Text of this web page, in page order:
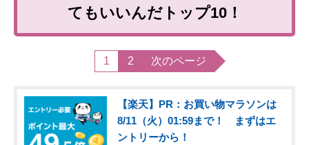
てもいいんだトップ10！
1 2 次のページ
【楽天】PR：お買い物マラソンは
8/11（火）01:59まで！ まずはエ
ントリーから！